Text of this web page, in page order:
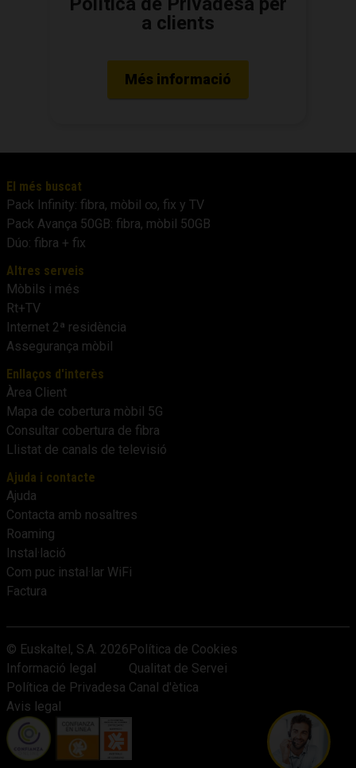
a clients
Més informació
El més buscat
Pack Infinity: fibra, mòbil ∞, fix y TV
Pack Avança 50GB: fibra, mòbil 50GB
Dúo: fibra + fix
Altres serveis
Mòbils i més
Rt+TV
Internet 2ª residència
Assegurança mòbil
Enllaços d'interès
Àrea Client
Mapa de cobertura mòbil 5G
Consultar cobertura de fibra
Llistat de canals de televisió
Ajuda i contacte
Ajuda
Contacta amb nosaltres
Roaming
Instal·lació
Com puc instal·lar WiFi
Factura
© Euskaltel, S.A. 2026
Informació legal
Política de Privadesa
Avis legal
Política de Cookies
Qualitat de Servei
Canal d'ètica
Vols